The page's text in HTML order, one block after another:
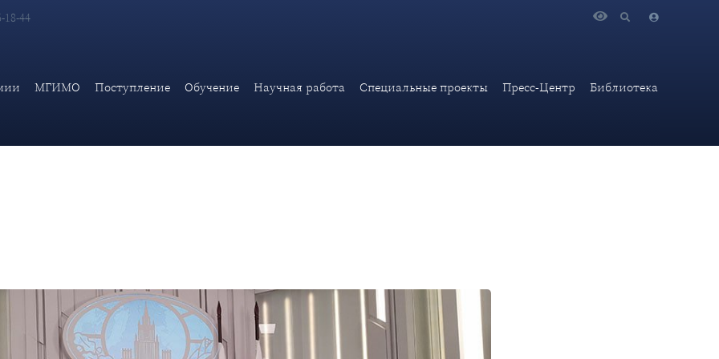
18-44
МГИМО Поступление Обучение Научная работа Специальные проекты Пресс-Центр Библиотека
МИД России запустил официальный Telegram-канал на испанском языке «Noticias de LAD».